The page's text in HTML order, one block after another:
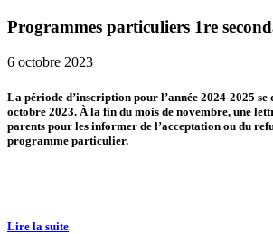
Programmes particuliers 1re
6 octobre 2023
La période d’inscription pour l’année 2024-2025 se
octobre 2023. À la fin du mois de novembre, une
parents pour les informer de l’acceptation ou du
programme particulier.
Lire la suite